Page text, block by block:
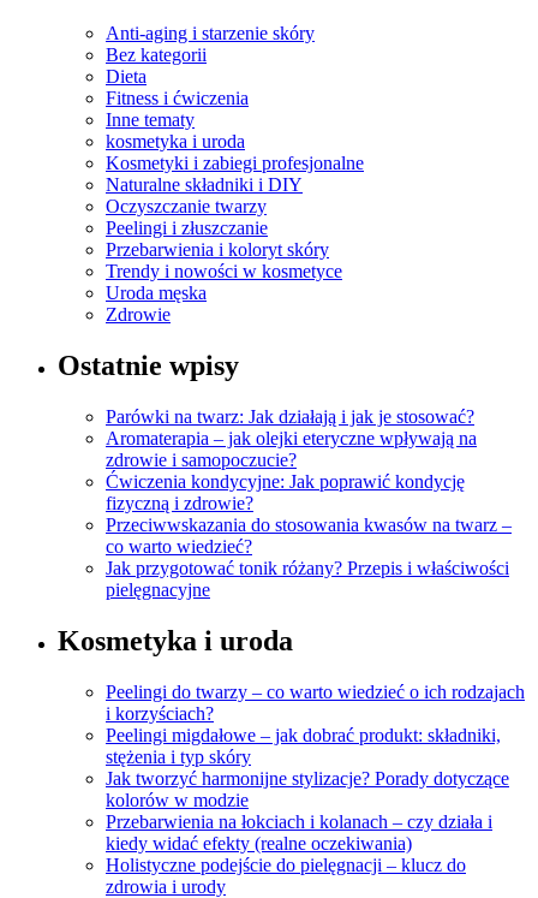
Anti-aging i starzenie skóry
Bez kategorii
Dieta
Fitness i ćwiczenia
Inne tematy
kosmetyka i uroda
Kosmetyki i zabiegi profesjonalne
Naturalne składniki i DIY
Oczyszczanie twarzy
Peelingi i złuszczanie
Przebarwienia i koloryt skóry
Trendy i nowości w kosmetyce
Uroda męska
Zdrowie
Ostatnie wpisy
Parówki na twarz: Jak działają i jak je stosować?
Aromaterapia – jak olejki eteryczne wpływają na
zdrowie i samopoczucie?
Ćwiczenia kondycyjne: Jak poprawić kondycję
fizyczną i zdrowie?
Przeciwwskazania do stosowania kwasów na twarz –
co warto wiedzieć?
Jak przygotować tonik różany? Przepis i właściwości
pielęgnacyjne
Kosmetyka i uroda
Peelingi do twarzy – co warto wiedzieć o ich rodzajach
i korzyściach?
Peelingi migdałowe – jak dobrać produkt: składniki,
stężenia i typ skóry
Jak tworzyć harmonijne stylizacje? Porady dotyczące
kolorów w modzie
Przebarwienia na łokciach i kolanach – czy działa i
kiedy widać efekty (realne oczekiwania)
Holistyczne podejście do pielęgnacji – klucz do
zdrowia i urody